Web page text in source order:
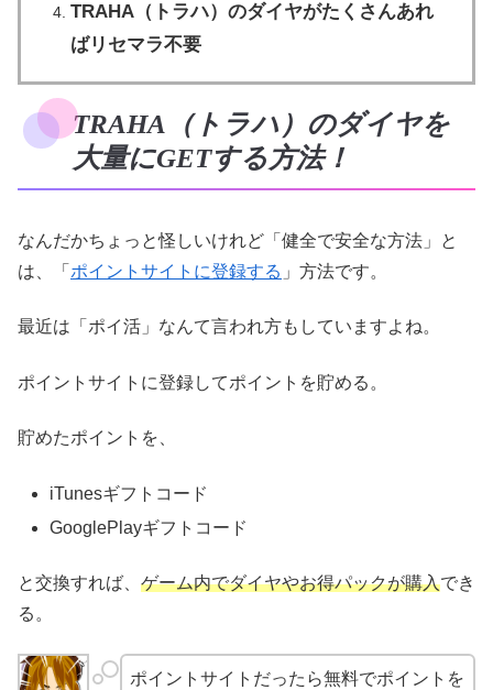
TRAHA（トラハ）のダイヤがたくさんあれ
ばリセマラ不要
TRAHA（トラハ）のダイヤを
大量にGETする方法！
なんだかちょっと怪しいけれど「健全で安全な方法」と
は、「 ポイントサイトに登録する 」方法です。
最近は「ポイ活」なんて言われ方もしていますよね。
ポイントサイトに登録してポイントを貯める。
貯めたポイントを、
iTunesギフトコード
GooglePlayギフトコード
と交換すれば、 ゲーム内でダイヤやお得パックが購入でき
る。
ポイントサイトだったら無料でポイントを